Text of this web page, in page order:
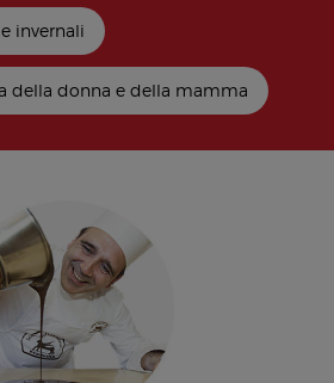
invernali
della donna e della mamma